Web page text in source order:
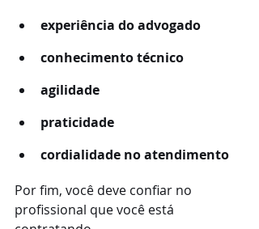
experiência do advogado
conhecimento técnico
agilidade
praticidade
cordialidade no atendimento
Por fim, você deve confiar no
profissional que você está